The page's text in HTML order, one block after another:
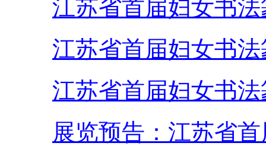
江苏省首届妇女书
江苏省首届妇女书
江苏省首届妇女书
展览预告：江苏省